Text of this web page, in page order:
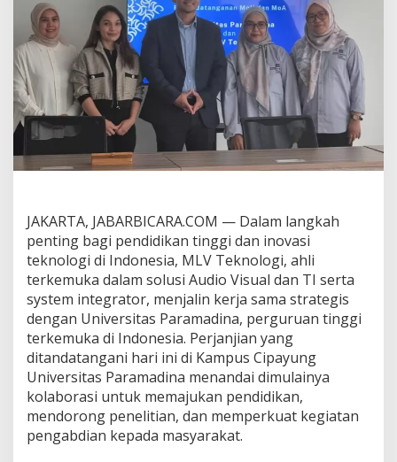
U
i
t
r
a
m
a
d
i
n
a
J
l
i
n
K
JAKARTA, JABARBICARA.COM — Dalam langkah
penting bagi pendidikan tinggi dan inovasi
teknologi di Indonesia, MLV Teknologi, ahli
terkemuka dalam solusi Audio Visual dan TI serta
system integrator, menjalin kerja sama strategis
dengan Universitas Paramadina, perguruan tinggi
terkemuka di Indonesia. Perjanjian yang
ditandatangani hari ini di Kampus Cipayung
Universitas Paramadina menandai dimulainya
kolaborasi untuk memajukan pendidikan,
mendorong penelitian, dan memperkuat kegiatan
pengabdian kepada masyarakat.